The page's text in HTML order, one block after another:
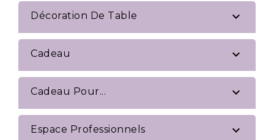
Décoration De Table 
Cadeau 
Cadeau Pour... 
Espace Professionnels 